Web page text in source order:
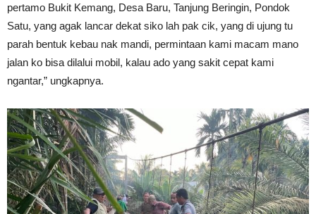
pertamo Bukit Kemang, Desa Baru, Tanjung Beringin, Pondok
Satu, yang agak lancar dekat siko lah pak cik, yang di ujung tu
parah bentuk kebau nak mandi, permintaan kami macam mano
jalan ko bisa dilalui mobil, kalau ado yang sakit cepat kami
ngantar,” ungkapnya.